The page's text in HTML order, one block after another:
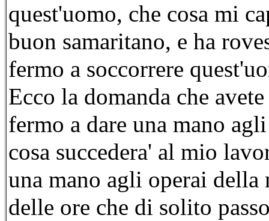
quest'uomo, che cosa mi
buon samaritano, e ha
fermo a soccorrere
Ecco la domanda che
fermo a dare una mano
cosa succedera' al mio
una mano agli operai della
delle ore che di solito